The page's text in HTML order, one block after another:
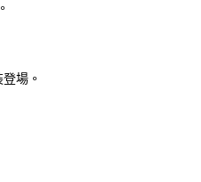
場。